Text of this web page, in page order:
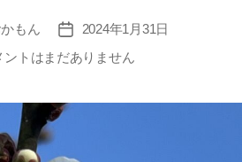
もん
投
稿
日
2024年1月31日
ントはまだありません